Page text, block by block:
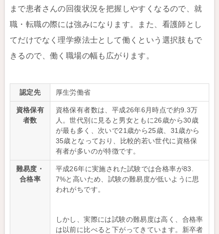
まで患者さんの回復状況を把握しやすくなるので、就
職・転職の際には強みになります。また、看護師とし
てだけでなく理学療法士として働くという選択肢もで
きるので、働く職場の幅も広がります。
認定先 厚生労働省
資格保有
者数
資格保有者数は、平成26年6月時点で約9.3万
人。世代別に見ると男女ともに26歳から30歳
が最も多く、次いで21歳から25歳、31歳から
35歳となっており、比較的若い世代に資格保
有者が多いのが特徴です。
難易度・
合格率
平成26年に実施された試験では合格率が83.
7%と高いため、試験の難易度が低いように思
われがちです。
しかし、実際には試験の難易度は高く、合格率
は以前に比べると下がってきています。新卒者